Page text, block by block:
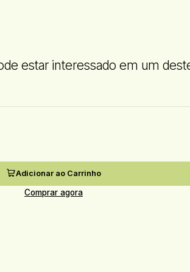
estar interessado em um
Adicionar ao Carrinho
Comprar agora